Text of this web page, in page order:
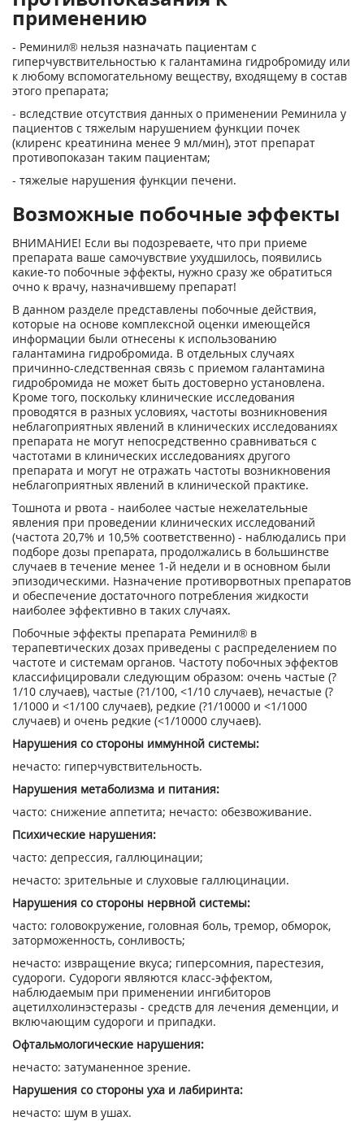
применению
- Реминил® нельзя назначать пациентам с
гиперчувствительностью к галантамина гидробромиду или
к любому вспомогательному веществу, входящему в состав
этого препарата;
- вследствие отсутствия данных о применении Реминила у
пациентов с тяжелым нарушением функции почек
(клиренс креатинина менее 9 мл/мин), этот препарат
противопоказан таким пациентам;
- тяжелые нарушения функции печени.
Возможные побочные эффекты
ВНИМАНИЕ! Если вы подозреваете, что при приеме
препарата ваше самочувствие ухудшилось, появились
какие-то побочные эффекты, нужно сразу же обратиться
очно к врачу, назначившему препарат!
В данном разделе представлены побочные действия,
которые на основе комплексной оценки имеющейся
информации были отнесены к использованию
галантамина гидробромида. В отдельных случаях
причинно-следственная связь с приемом галантамина
гидробромида не может быть достоверно установлена.
Кроме того, поскольку клинические исследования
проводятся в разных условиях, частоты возникновения
неблагоприятных явлений в клинических исследованиях
препарата не могут непосредственно сравниваться с
частотами в клинических исследованиях другого
препарата и могут не отражать частоты возникновения
неблагоприятных явлений в клинической практике.
Тошнота и рвота - наиболее частые нежелательные
явления при проведении клинических исследований
(частота 20,7% и 10,5% соответственно) - наблюдались при
подборе дозы препарата, продолжались в большинстве
случаев в течение менее 1-й недели и в основном были
эпизодическими. Назначение противорвотных препаратов
и обеспечение достаточного потребления жидкости
наиболее эффективно в таких случаях.
Побочные эффекты препарата Реминил® в
терапевтических дозах приведены с распределением по
частоте и системам органов. Частоту побочных эффектов
классифицировали следующим образом: очень частые (?
1/10 случаев), частые (?1/100, <1/10 случаев), нечастые (?
1/1000 и <1/100 случаев), редкие (?1/10000 и <1/1000
случаев) и очень редкие (<1/10000 случаев).
Нарушения со стороны иммунной системы:
нечасто: гиперчувствительность.
Нарушения метаболизма и питания:
часто: снижение аппетита; нечасто: обезвоживание.
Психические нарушения:
часто: депрессия, галлюцинации;
нечасто: зрительные и слуховые галлюцинации.
Нарушения со стороны нервной системы:
часто: головокружение, головная боль, тремор, обморок,
заторможенность, сонливость;
нечасто: извращение вкуса; гиперсомния, парестезия,
судороги. Судороги являются класс-эффектом,
наблюдаемым при применении ингибиторов
ацетилхолинэстеразы - средств для лечения деменции, и
включающим судороги и припадки.
Офтальмологические нарушения:
нечасто: затуманенное зрение.
Нарушения со стороны уха и лабиринта:
нечасто: шум в ушах.